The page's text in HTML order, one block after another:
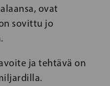
ovat
sovittu jo
ja tehtävä on